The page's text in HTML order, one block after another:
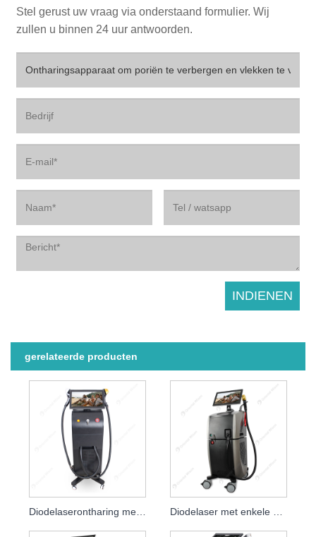
Stel gerust uw vraag via onderstaand formulier. Wij
zullen u binnen 24 uur antwoorden.
gerelateerde producten
Diodelaserontharing met vier golflengten